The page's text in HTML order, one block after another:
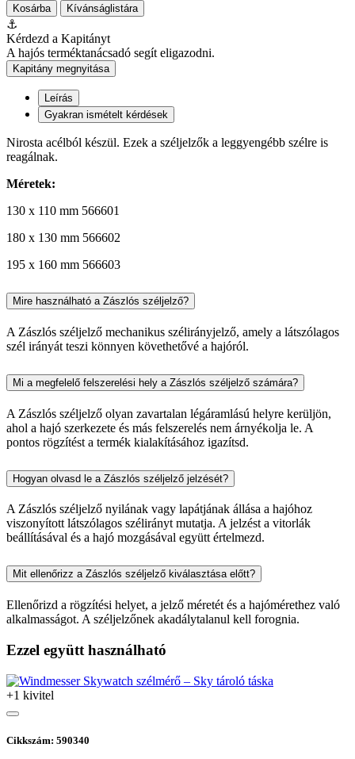
Kosárba Kívánságlistára
⚓
Kérdezd a Kapitányt
A hajós terméktanácsadó segít eligazodni.
Kapitány megnyitása
Leírás
Gyakran ismételt kérdések
Nirosta acélból készül. Ezek a széljelzők a leggyengébb szélre is
reagálnak.
Méretek:
130 x 110 mm 566601
180 x 130 mm 566602
195 x 160 mm 566603
Mire használható a Zászlós széljelző?
A Zászlós széljelző mechanikus szélirányjelző, amely a látszólagos
szél irányát teszi könnyen követhetővé a hajóról.
Mi a megfelelő felszerelési hely a Zászlós széljelző számára?
A Zászlós széljelző olyan zavartalan légáramlású helyre kerüljön,
ahol a hajó szerkezete és más felszerelés nem árnyékolja le. A
pontos rögzítést a termék kialakításához igazítsd.
Hogyan olvasd le a Zászlós széljelző jelzését?
A Zászlós széljelző nyilának vagy lapátjának állása a hajóhoz
viszonyított látszólagos szélirányt mutatja. A jelzést a vitorlák
beállításával és a hajó mozgásával együtt értelmezd.
Mit ellenőrizz a Zászlós széljelző kiválasztása előtt?
Ellenőrizd a rögzítési helyet, a jelző méretét és a hajómérethez való
alkalmasságot. A széljelzőnek akadálytalanul kell forognia.
Ezzel együtt használható
+1 kivitel
Cikkszám: 590340